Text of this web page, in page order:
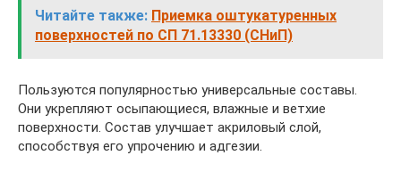
Читайте также: Приемка оштукатуренных
поверхностей по СП 71.13330 (СНиП)
Пользуются популярностью универсальные составы.
Они укрепляют осыпающиеся, влажные и ветхие
поверхности. Состав улучшает акриловый слой,
способствуя его упрочению и адгезии.